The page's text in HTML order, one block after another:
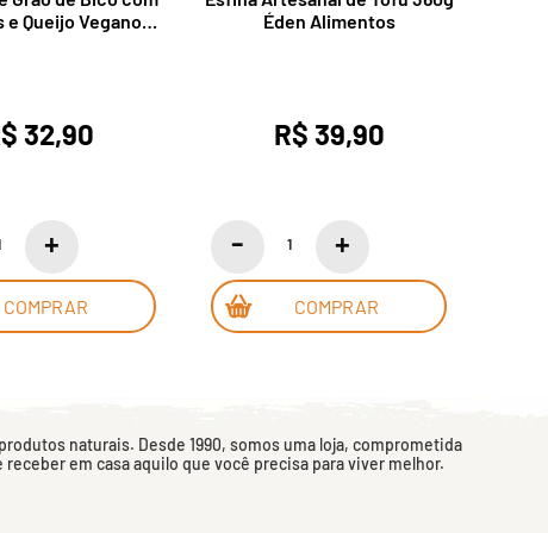
e Queijo Vegano
32,90
COMPRAR
Éden Alimentos
R$ 39,90
COMPRAR
naturais. Desde 1990, somos uma loja, comprometida
em casa aquilo que você precisa para viver melhor.